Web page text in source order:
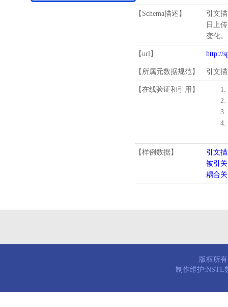
【Schema描述】
引文
日上
变化。
【url】 http://
【所属元数据规范】 引文
【在线验证和引用】
1.
2.
3.
4.
【样例数据】
引文
被引
耦合
版权所
制作维护:NSTL